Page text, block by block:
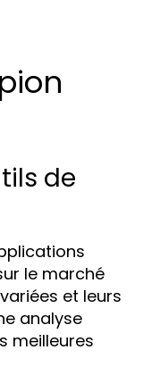
de
le marché
et leurs
analyse
meilleures